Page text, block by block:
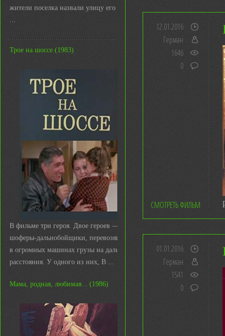
жители поселка назвали улицу его име
...
Трое на шоссе (1983)
В фильме три героя. Двое героев —
шоферы-дальнобойщики, перевозящие
в огромных машинах грузы на дальние
расстояния. У одного из них, В ...
Мама, родная, любимая... (1986)
12.01.2016
Герман
1646
0
СМОТРЕТЬ ФИЛЬМ
01.01.2016
Герман
1541
0